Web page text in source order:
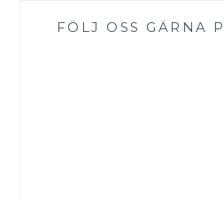
FÖLJ OSS GÄRNA